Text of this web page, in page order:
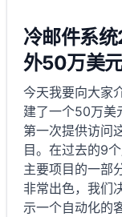
冷邮件系
外50万美元
今天我要向大家
建了一个50万美
第一次提供访问
目。在过去的9
主要项目的一部
非常出色，我们
示一个自动化的